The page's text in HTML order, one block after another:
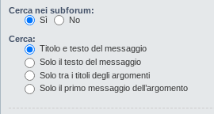
Cerca nei subforum:
Sì
No
Cerca:
Titolo e testo del messaggio
Solo il testo del messaggio
Solo tra i titoli degli argomenti
Solo il primo messaggio dell’argomento